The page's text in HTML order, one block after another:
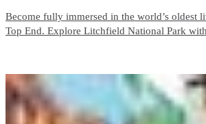
Become fully immersed in the world’s oldest
Top End. Explore Litchfield National Park
(Katherine) Gorge.